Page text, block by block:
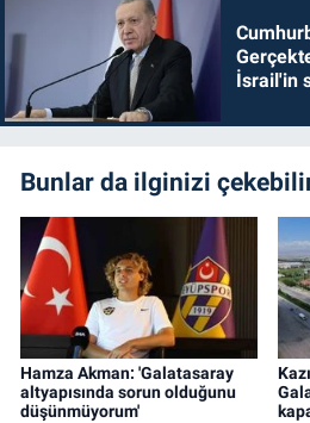
İsrail'in
Bunlar da ilginizi
Hamza Akman: 'Galatasaray
altyapısında sorun olduğunu
düşünmüyorum'